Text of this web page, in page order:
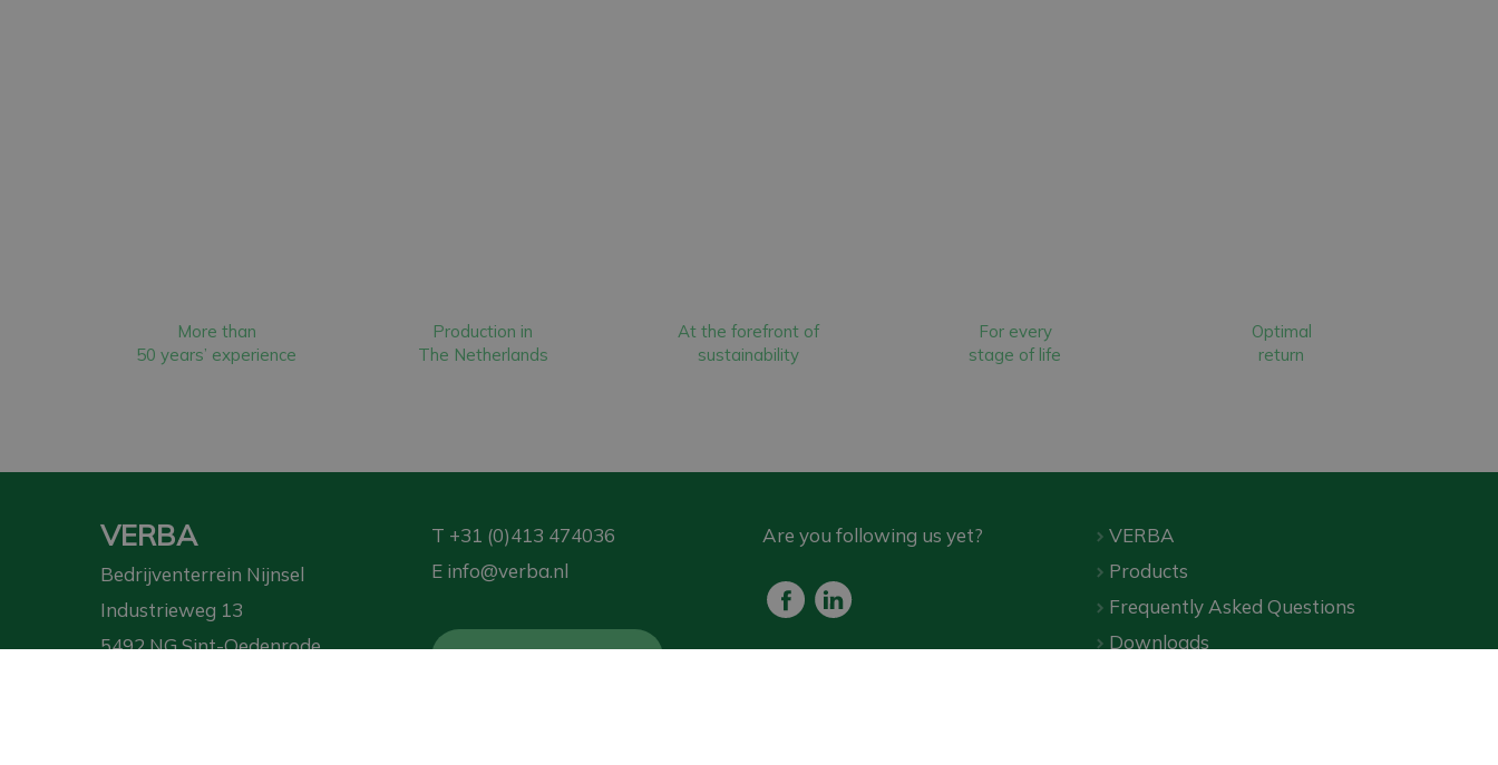
More than
50 years’ experience
Production in
The Netherlands
At the forefront of
sustainability
For every
stage of life
Optimal
return
VERBA
Bedrijventerrein Nijnsel
Industrieweg 13
5492 NG Sint-Oedenrode
T +31 (0)413 474036
E info@verba.nl
Request for advice
Are you following us yet?
VERBA
Products
Frequently Asked Questions
Downloads